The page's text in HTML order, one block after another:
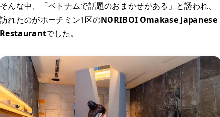
そんな中、「ベトナムで話題のおまかせがある」と誘われ、
訪れたのがホーチミン1区のNORIBOI Omakase Japanese
Restaurantでした。